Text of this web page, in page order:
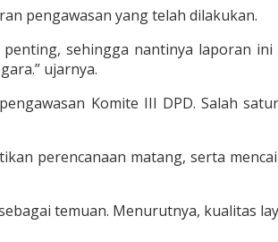
pengawasan yang telah dilakukan.
sehingga nantinya laporan
ujarnya.
Komite III DPD. Salah
perencanaan matang, serta
temuan. Menurutnya, kualitas